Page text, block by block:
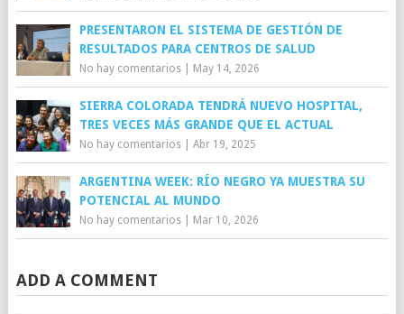
PRESENTARON EL SISTEMA DE GESTIÓN DE
RESULTADOS PARA CENTROS DE SALUD
No hay comentarios| May 14, 2026
SIERRA COLORADA TENDRÁ NUEVO HOSPITAL,
TRES VECES MÁS GRANDE QUE EL ACTUAL
No hay comentarios| Abr 19, 2025
ARGENTINA WEEK: RÍO NEGRO YA MUESTRA SU
POTENCIAL AL MUNDO
No hay comentarios| Mar 10, 2026
ADD A COMMENT